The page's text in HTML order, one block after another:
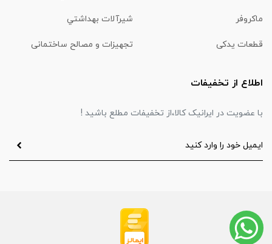
ماكروفر شیرآلات بهداشتي
قطعات یدکی تجهیزات و مصالح ساختمانی
اطلاع از تخفیفات
با عضویت در ایرانیک کالا،از تخفیفات مطلع باشید !